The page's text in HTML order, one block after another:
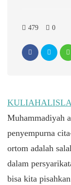
479 0
Muhammadiyah
penyempurna
ortom adalah
dalam
bisa kita